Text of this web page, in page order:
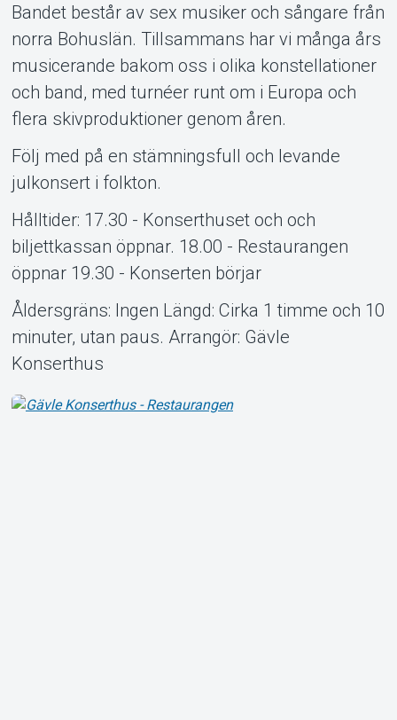
Bandet består av sex musiker och sångare från
norra Bohuslän. Tillsammans har vi många års
musicerande bakom oss i olika konstellationer
och band, med turnéer runt om i Europa och
flera skivproduktioner genom åren.
Följ med på en stämningsfull och levande
julkonsert i folkton.
Hålltider: 17.30 - Konserthuset och och
biljettkassan öppnar. 18.00 - Restaurangen
öppnar 19.30 - Konserten börjar
Åldersgräns: Ingen Längd: Cirka 1 timme och 10
minuter, utan paus. Arrangör: Gävle
Konserthus